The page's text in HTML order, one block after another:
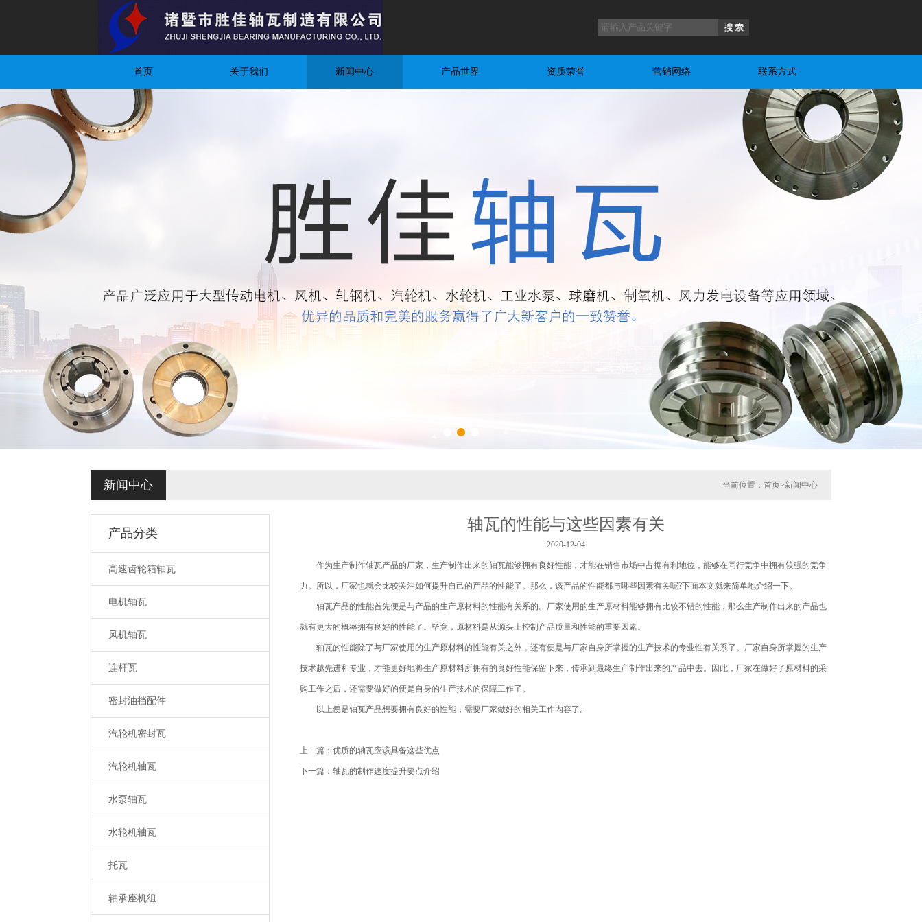
首页 关于我们 新闻中心 产品世界 资质荣誉 营销网络 联系方式
新闻中心 当前位置： 首页>新闻中心
产品分类
高速齿轮箱轴瓦
电机轴瓦
风机轴瓦
连杆瓦
密封油挡配件
汽轮机密封瓦
汽轮机轴瓦
水泵轴瓦
水轮机轴瓦
托瓦
轴承座机组
轴瓦的性能与这些因素有关
2020-12-04
作为生产制作轴瓦产品的厂家，生产制作出来的轴瓦能够拥有良好性能，才能在销售市场中占据有利地位，能够在同行竞争中拥有较强的竞争
力。所以，厂家也就会比较关注如何提升自己的产品的性能了。那么，该产品的性能都与哪些因素有关呢?下面本文就来简单地介绍一下。
轴瓦产品的性能首先便是与产品的生产原材料的性能有关系的。厂家使用的生产原材料能够拥有比较不错的性能，那么生产制作出来的产品也
就有更大的概率拥有良好的性能了。毕竟，原材料是从源头上控制产品质量和性能的重要因素。
轴瓦的性能除了与厂家使用的生产原材料的性能有关之外，还有便是与厂家自身所掌握的生产技术的专业性有关系了。厂家自身所掌握的生产
技术越先进和专业，才能更好地将生产原材料所拥有的良好性能保留下来，传承到最终生产制作出来的产品中去。因此，厂家在做好了原材料的采
购工作之后，还需要做好的便是自身的生产技术的保障工作了。
以上便是轴瓦产品想要拥有良好的性能，需要厂家做好的相关工作内容了。
上一篇：优质的轴瓦应该具备这些优点
下一篇：轴瓦的制作速度提升要点介绍